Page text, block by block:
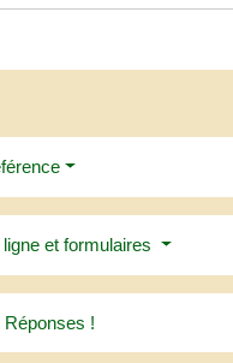
et formulaires
!